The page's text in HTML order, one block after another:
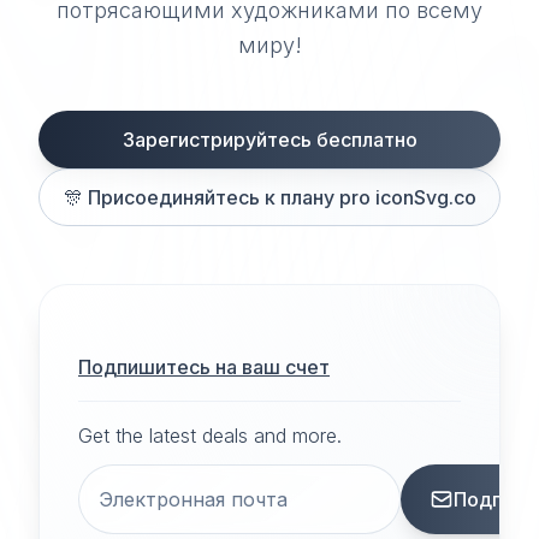
потрясающими художниками по всему
миру!
Зарегистрируйтесь бесплатно
🎊 Присоединяйтесь к плану pro iconSvg.co
Подпишитесь на ваш счет
Get the latest deals and more.